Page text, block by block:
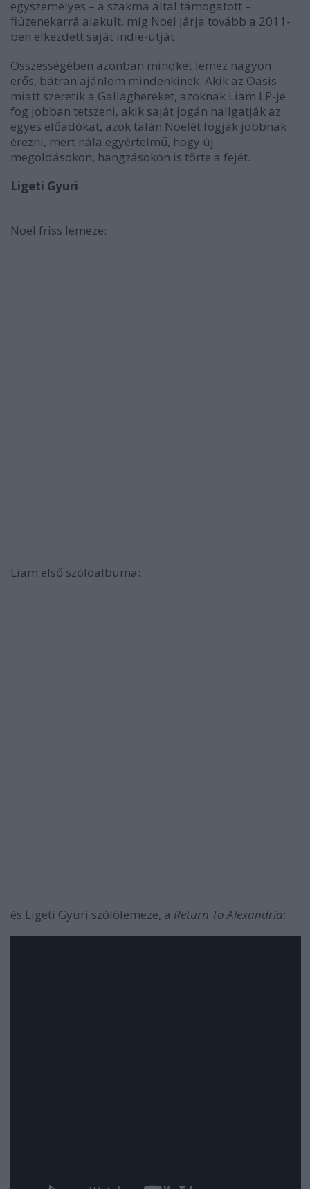
egyszemélyes – a szakma által támogatott –
fiúzenekarrá alakult, míg Noel járja tovább a 2011-
ben elkezdett saját indie-útját.
Összességében azonban mindkét lemez nagyon
erős, bátran ajánlom mindenkinek. Akik az Oasis
miatt szeretik a Gallaghereket, azoknak Liam LP-je
fog jobban tetszeni, akik saját jogán hallgatják az
egyes előadókat, azok talán Noelét fogják jobbnak
érezni, mert nála egyértelmű, hogy új
megoldásokon, hangzásokon is törte a fejét.
Ligeti Gyuri
Noel friss lemeze:
Liam első szólóalbuma:
és Ligeti Gyuri szólólemeze, a Return To Alexandria: